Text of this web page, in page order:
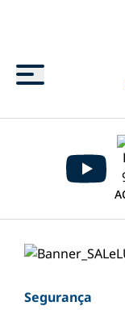
Menu
Segurança